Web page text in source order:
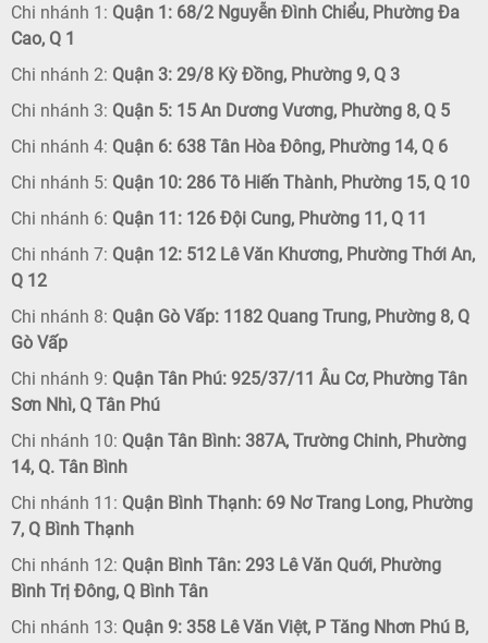
Chi nhánh 1: Quận 1: 68/2 Nguyễn Đình Chiểu, Phường Đa
Cao, Q 1
Chi nhánh 2: Quận 3: 29/8 Kỳ Đồng, Phường 9, Q 3
Chi nhánh 3: Quận 5: 15 An Dương Vương, Phường 8, Q 5
Chi nhánh 4: Quận 6: 638 Tân Hòa Đông, Phường 14, Q 6
Chi nhánh 5: Quận 10: 286 Tô Hiến Thành, Phường 15, Q 10
Chi nhánh 6: Quận 11: 126 Đội Cung, Phường 11, Q 11
Chi nhánh 7: Quận 12: 512 Lê Văn Khương, Phường Thới An,
Q 12
Chi nhánh 8: Quận Gò Vấp: 1182 Quang Trung, Phường 8, Q
Gò Vấp
Chi nhánh 9: Quận Tân Phú: 925/37/11 Âu Cơ, Phường Tân
Sơn Nhì, Q Tân Phú
Chi nhánh 10: Quận Tân Bình: 387A, Trường Chinh, Phường
14, Q. Tân Bình
Chi nhánh 11: Quận Bình Thạnh: 69 Nơ Trang Long, Phường
7, Q Bình Thạnh
Chi nhánh 12: Quận Bình Tân: 293 Lê Văn Quới, Phường
Bình Trị Đông, Q Bình Tân
Chi nhánh 13: Quận 9: 358 Lê Văn Việt, P Tăng Nhơn Phú B,